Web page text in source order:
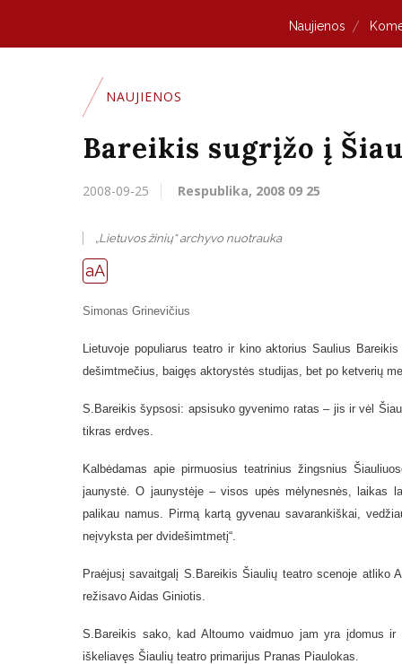
Naujienos
NAUJIENOS
Bareikis sugrįžo į
2008-09-25 Respublika, 2008 09 25
„Lietuvos žinių“ archyvo nuotrauka
aA
Simonas Grinevičius
Lietuvoje populiarus teatro ir kino aktorius Saulius
dešimtmečius, baigęs aktorystės studijas, bet po ketverių
S.Bareikis šypsosi: apsisuko gyvenimo ratas – jis ir vėl
tikras erdves.
Kalbėdamas apie pirmuosius teatrinius žingsnius
jaunystė. O jaunystėje – visos upės mėlynesnės, laikas
palikau namus. Pirmą kartą gyvenau savarankiškai,
neįvyksta per dvidešimtmetį“.
Praėjusį savaitgalį S.Bareikis Šiaulių teatro scenoje atliko
režisavo Aidas Giniotis.
S.Bareikis sako, kad Altoumo vaidmuo jam yra įdomus
iškeliavęs Šiaulių teatro primarijus Pranas Piaulokas.